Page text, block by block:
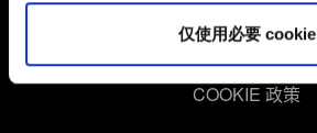
仅使用必要 cookie
COOKIE 政策